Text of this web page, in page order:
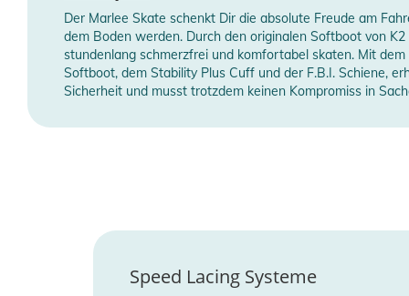
Der Marlee Skate schenkt Dir die absolute Freude am
dem Boden werden. Durch den originalen Softboot von
stundenlang schmerzfrei und komfortabel skaten. Mit
Softboot, dem Stability Plus Cuff und der F.B.I. Schiene,
Sicherheit und musst trotzdem keinen Kompromiss in
Speed Lacing Systeme